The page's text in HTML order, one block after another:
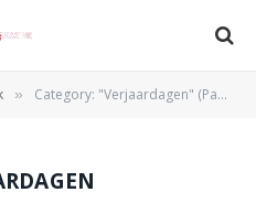
» Category: "Verjaardagen" (Page 4)